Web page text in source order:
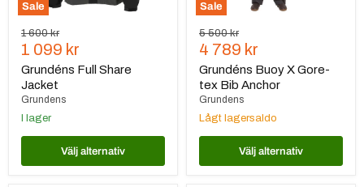
Sale
Ursprungspris
1 600 kr
Nuvarande
pris
1 099 kr
Grundéns Full Share
Jacket
Grundens
I lager
Välj alternativ
Sale
Ursprungspris
5 500 kr
Nuvarande
pris
4 789 kr
Grundéns Buoy X Gore-
tex Bib Anchor
Grundens
Lågt lagersaldo
Välj alternativ